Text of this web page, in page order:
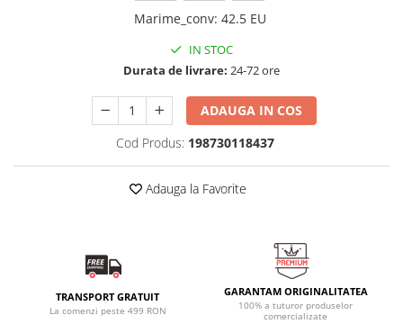
Marime_conv: 42.5 EU
IN STOC
Durata de livrare: 24-72 ore
ADAUGA IN COS
Cod Produs: 198730118437
Adauga la Favorite
TRANSPORT GRATUIT
La comenzi peste 499 RON
GARANTAM ORIGINALITATEA
100% a tuturor produselor
comercializate